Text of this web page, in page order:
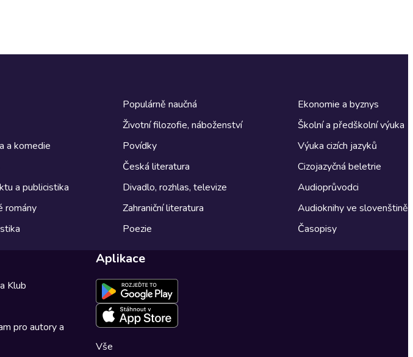
a komedie
a publicistika
romány
Populárně naučná
Životní filozofie, náboženství
Povídky
Česká literatura
Divadlo, rozhlas, televize
Zahraniční literatura
Poezie
Ekonomie a byznys
Školní a předškolní výuka
Výuka cizích jazyků
Cizojazyčná beletrie
Audioprůvodci
Audioknihy ve slovenštině
Časopisy
Klub
pro autory a
Aplikace
Vše